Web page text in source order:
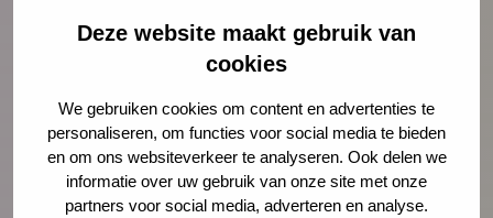
Deze website maakt gebruik van
cookies
We gebruiken cookies om content en advertenties te
personaliseren, om functies voor social media te bieden
en om ons websiteverkeer te analyseren. Ook delen we
informatie over uw gebruik van onze site met onze
partners voor social media, adverteren en analyse.
" geeft vereiste velden aan
Naam *
E-mailadres *